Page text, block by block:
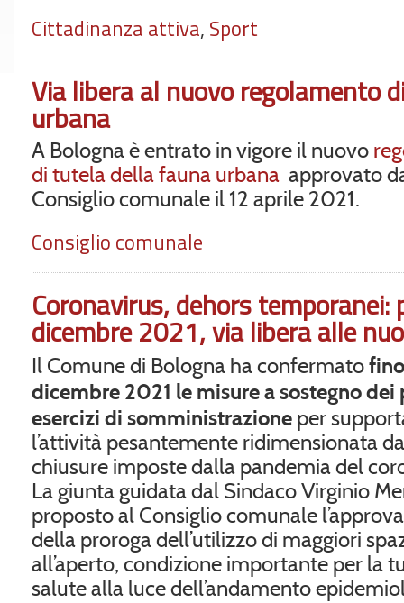
Cittadinanza attiva, Sport
Via libera al nuovo regolamento
urbana
A Bologna è entrato in vigore il nuovo
di tutela della fauna urbana approvato
Consiglio comunale il 12 aprile 2021.
Consiglio comunale
Coronavirus, dehors
dicembre 2021, via libera alle
Il Comune di Bologna ha confermato
dicembre 2021 le misure a sostegno
esercizi di somministrazione per
l’attività pesantemente ridimensionata
chiusure imposte dalla pandemia del
La giunta guidata dal Sindaco Virginio
proposto al Consiglio comunale
della proroga dell’utilizzo di maggiori
all’aperto, condizione importante per la
salute alla luce dell’andamento